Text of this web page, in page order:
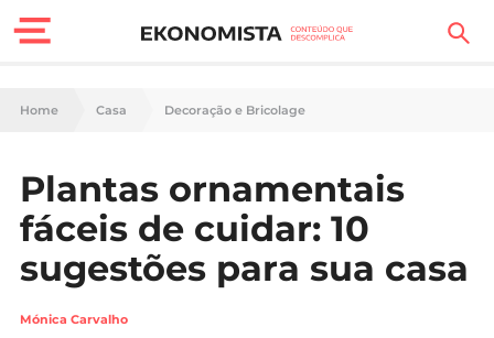
Finanças Pessoais
Carreira
Casa
Lifestyle
Home Casa Decoração e Bricolage
Plantas ornamentais
fáceis de cuidar: 10
sugestões para sua casa
Mónica Carvalho